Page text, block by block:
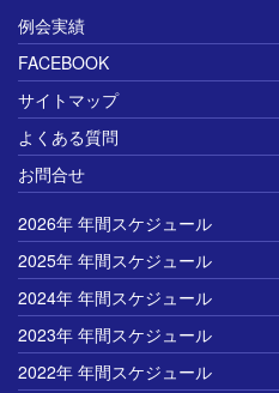
例会実績
FACEBOOK
サイトマップ
よくある質問
お問合せ
2026年 年間スケジュール
2025年 年間スケジュール
2024年 年間スケジュール
2023年 年間スケジュール
2022年 年間スケジュール